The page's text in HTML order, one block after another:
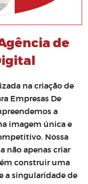
de
nacriação de
Empresas De
a
imagem única e
Nossa
não apenas criar
construir uma
a singularidade de